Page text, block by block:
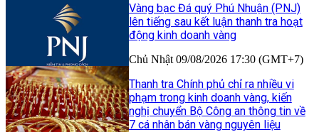
Vàng bạc Đá quý Phú Nhuận (PNJ)
lên tiếng sau kết luận thanh tra hoạt
động kinh doanh vàng
Chủ Nhật 09/08/2026 17:30 (GMT+7)
Thanh tra Chính phủ chỉ ra nhiều vi
phạm trong kinh doanh vàng, kiến
nghị chuyển Bộ Công an thông tin về
7 cá nhân bán vàng nguyên liệu